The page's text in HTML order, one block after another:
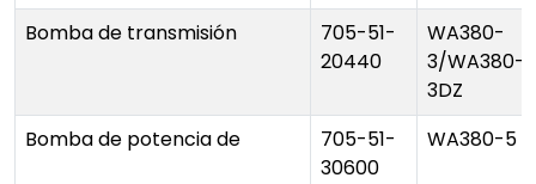
Bomba de transmisión
705-51-
20440
WA380-
3/WA380-
3DZ
Bomba de potencia de
705-51-
30600
WA380-5